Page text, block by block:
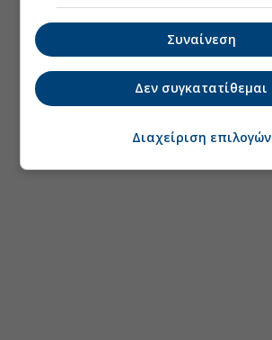
Συναίνεση
Δεν συγκατατίθεμαι
Διαχείριση επιλογών